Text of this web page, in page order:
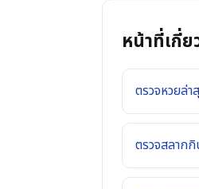
หน้าที่เกี่ย
ตรวจหวยล่า
ตรวจสลาก